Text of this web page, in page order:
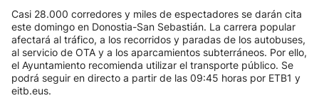
Casi 28.000 corredores y miles de espectadores se darán cita
este domingo en Donostia-San Sebastián. La carrera popular
afectará al tráfico, a los recorridos y paradas de los autobuses,
al servicio de OTA y a los aparcamientos subterráneos. Por ello,
el Ayuntamiento recomienda utilizar el transporte público. Se
podrá seguir en directo a partir de las 09:45 horas por ETB1 y
eitb.eus.